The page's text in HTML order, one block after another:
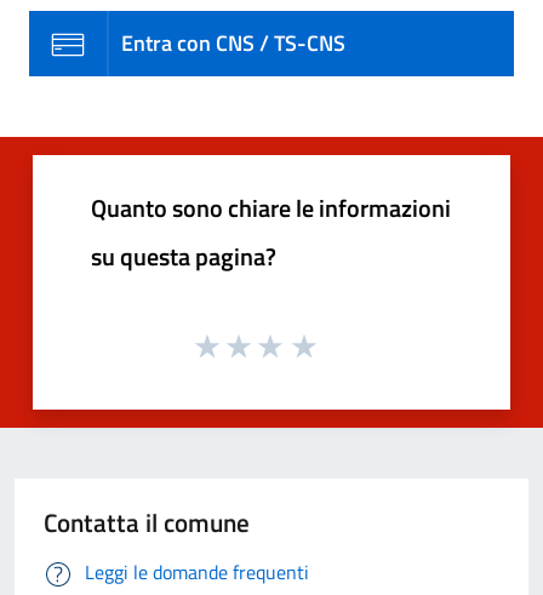
Entra con CNS / TS-CNS
Quanto sono chiare le informazioni
su questa pagina?
Contatta il comune
Leggi le domande frequenti